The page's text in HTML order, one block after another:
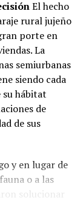
a los
la
la
El hecho
rural jujeño
porte en
La
semiurbanas
siendo cada
su hábitat
de
de sus
y en lugar de
o a las
solucionar